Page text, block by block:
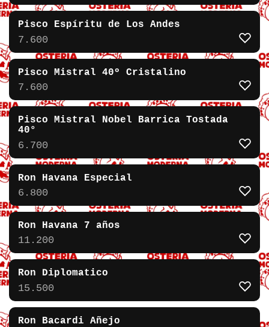
Pisco Espíritu de Los Andes
7.600
Pisco Mistral 40º Cristalino
7.600
Pisco Mistral Nobel Barrica Tostada
40°
6.700
Ron Havana Especial
6.800
Ron Havana 7 años
11.200
Ron Diplomatico
15.500
Ron Bacardi Añejo